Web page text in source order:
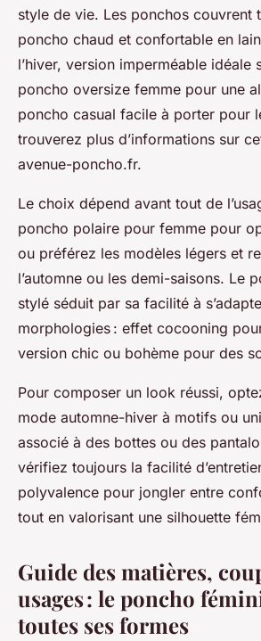
style de vie. Les ponchos couvrent
poncho chaud et confortable en
l’hiver, version imperméable idéale
poncho oversize femme pour une
poncho casual facile à porter pour
trouverez plus d’informations sur
avenue-poncho.fr.
Le choix dépend avant tout de
poncho polaire pour femme pour
ou préférez les modèles légers et
l’automne ou les demi-saisons. Le
stylé séduit par sa facilité à
morphologies : effet cocooning
version chic ou bohème pour des
Pour composer un look réussi,
mode automne-hiver à motifs ou
associé à des bottes ou des
vérifiez toujours la facilité
polyvalence pour jongler entre
tout en valorisant une silhouette
Guide des matières,
usages : le poncho
toutes ses formes